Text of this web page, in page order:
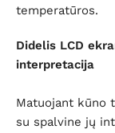
temperatūros.
Didelis LCD
interpretacija
Matuojant kūno
su spalvine jų